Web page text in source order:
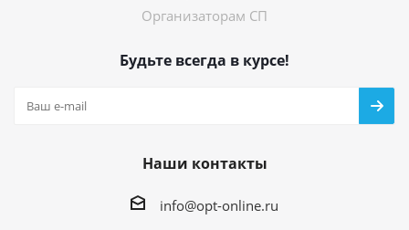
Организаторам СП
Будьте всегда в курсе!
Наши контакты
info@opt-online.ru